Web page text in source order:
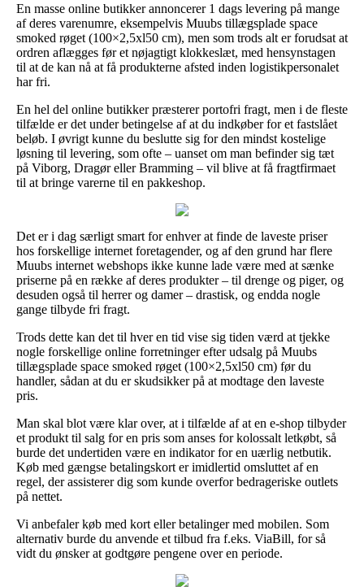
En masse online butikker annoncerer 1 dags levering på mange
af deres varenumre, eksempelvis Muubs tillægsplade space
smoked røget (100×2,5xl50 cm), men som trods alt er forudsat at
ordren aflægges før et nøjagtigt klokkeslæt, med hensynstagen
til at de kan nå at få produkterne afsted inden logistikpersonalet
har fri.
En hel del online butikker præsterer portofri fragt, men i de fleste
tilfælde er det under betingelse af at du indkøber for et fastslået
beløb. I øvrigt kunne du beslutte sig for den mindst kostelige
løsning til levering, som ofte – uanset om man befinder sig tæt
på Viborg, Dragør eller Bramming – vil blive at få fragtfirmaet
til at bringe varerne til en pakkeshop.
Det er i dag særligt smart for enhver at finde de laveste priser
hos forskellige internet foretagender, og af den grund har flere
Muubs internet webshops ikke kunne lade være med at sænke
priserne på en række af deres produkter – til drenge og piger, og
desuden også til herrer og damer – drastisk, og endda nogle
gange tilbyde fri fragt.
Trods dette kan det til hver en tid vise sig tiden værd at tjekke
nogle forskellige online forretninger efter udsalg på Muubs
tillægsplade space smoked røget (100×2,5xl50 cm) før du
handler, sådan at du er skudsikker på at modtage den laveste
pris.
Man skal blot være klar over, at i tilfælde af at en e-shop tilbyder
et produkt til salg for en pris som anses for kolossalt letkøbt, så
burde det undertiden være en indikator for en uærlig netbutik.
Køb med gængse betalingskort er imidlertid omsluttet af en
regel, der assisterer dig som kunde overfor bedrageriske outlets
på nettet.
Vi anbefaler køb med kort eller betalinger med mobilen. Som
alternativ burde du anvende et tilbud fra f.eks. ViaBill, for så
vidt du ønsker at godtgøre pengene over en periode.